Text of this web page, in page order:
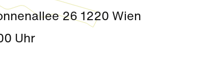
26 1220 Wien
Uhr